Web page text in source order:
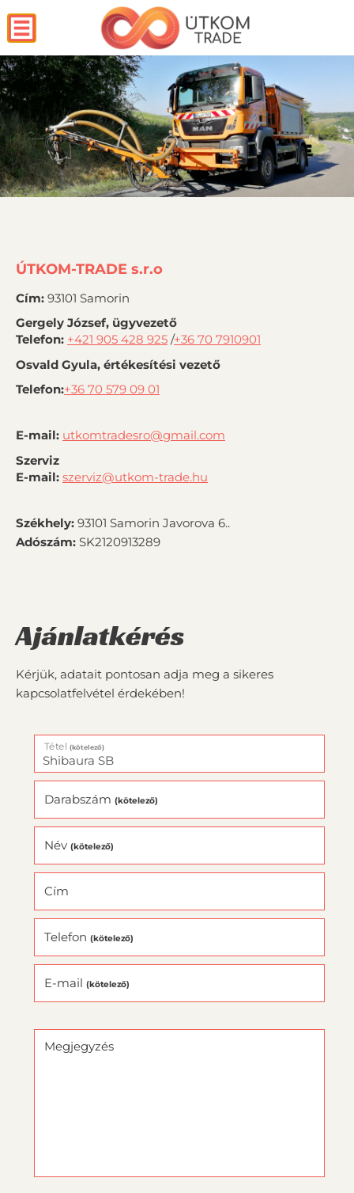
ÚTKOM-TRADE s.r.o
Cím: 93101 Samorin
Gergely József, ügyvezető
Telefon: +421 905 428 925 /+36 70 7910901
Osvald Gyula, értékesítési vezető
Telefon:+36 70 579 09 01
E-mail: utkomtradesro@gmail.com
Szerviz
E-mail: szerviz@utkom-trade.hu
Székhely: 93101 Samorin Javorova 6..
Adószám: SK2120913289
Ajánlatkérés
Kérjük, adatait pontosan adja meg a sikeres
kapcsolatfelvétel érdekében!
Tétel (kötelező)
Darabszám (kötelező)
Név (kötelező)
Cím
Telefon (kötelező)
E-mail (kötelező)
Megjegyzés